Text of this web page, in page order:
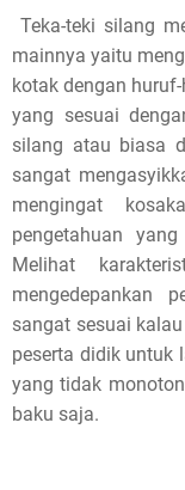
r
e
h
s
p
Teka-teki silang
mainnya yaitu
kotak dengan
yang sesuai
silang atau biasa
sangat
mengingat
pengetahuan
Melihat
mengedepankan
sangat sesuai
peserta didik untuk
yang tidak
baku saja.